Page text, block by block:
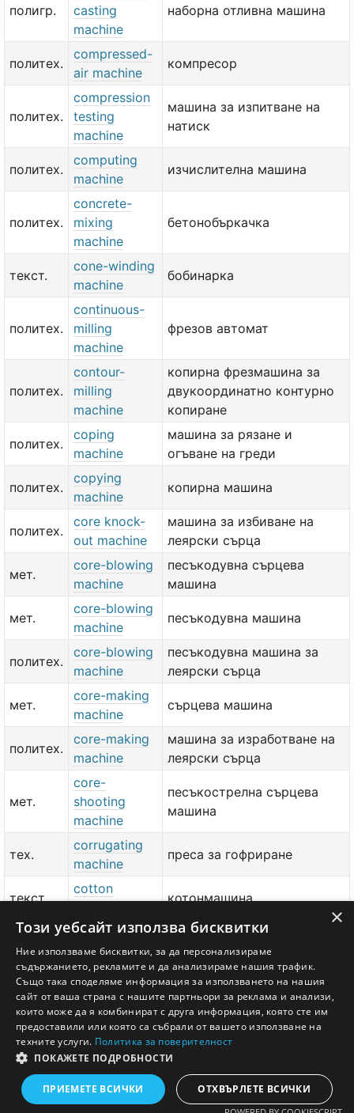
полигр.
casting
machine
наборна отливна машина
политех.
compressed-
air machine
компресор
политех.
compression
testing
machine
машина за изпитване на
натиск
политех.
computing
machine
изчислителна машина
политех.
concrete-
mixing
machine
бетонобъркачка
текст.
cone-winding
machine
бобинарка
политех.
continuous-
milling
machine
фрезов автомат
политех.
contour-
milling
machine
копирна фрезмашина за
двукоординатно контурно
копиране
политех.
coping
machine
машина за рязане и
огъване на греди
политех.
copying
machine
копирна машина
политех.
core knock-
out machine
машина за избиване на
леярски сърца
мет.
core-blowing
machine
песъкодувна сърцева
машина
мет.
core-blowing
machine
песъкодувна машина
политех.
core-blowing
machine
песъкодувна машина за
леярски сърца
мет.
core-making
machine
сърцева машина
политех.
core-making
machine
машина за изработване на
леярски сърца
мет.
core-
shooting
machine
песъкострелна сърцева
машина
тех.
corrugating
machine
преса за гофриране
текст.
cotton
котонмашина
текст.
cotton
spinning
machine
памуко-предачна фабрика
добави значение или преводтук
Английско - Български речник © Ezikov.com
Условия
Контакти Панел
×
Този уебсайт използва бисквитки
Ние използваме бисквитки, за да персонализираме
съдържанието, рекламите и да анализираме нашия трафик.
Също така споделяме информация за използването на нашия
сайт от ваша страна с нашите партньори за реклама и анализи,
които може да я комбинират с друга информация, която сте им
предоставили или която са събрали от вашето използване на
техните услуги. Политика за поверителност
ПОКАЖЕТЕ ПОДРОБНОСТИ
ПРИЕМЕТЕ ВСИЧКИ ОТХВЪРЛЕТЕ ВСИЧКИ